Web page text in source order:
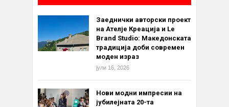
Заеднички авторски проект
на Ателје Креација и Le
Brand Studio: Македонската
традиција доби современ
моден израз
јули 16, 2026
Нови модни импресии на
јубилејната 20-та